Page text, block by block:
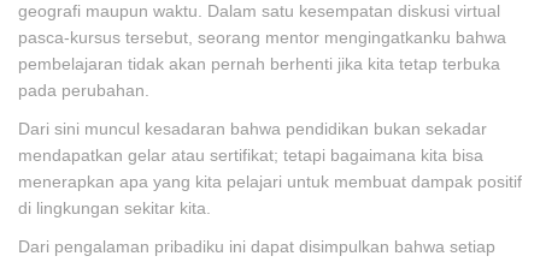
geografi maupun waktu. Dalam satu kesempatan diskusi virtual
pasca-kursus tersebut, seorang mentor mengingatkanku bahwa
pembelajaran tidak akan pernah berhenti jika kita tetap terbuka
pada perubahan.
Dari sini muncul kesadaran bahwa pendidikan bukan sekadar
mendapatkan gelar atau sertifikat; tetapi bagaimana kita bisa
menerapkan apa yang kita pelajari untuk membuat dampak positif
di lingkungan sekitar kita.
Dari pengalaman pribadiku ini dapat disimpulkan bahwa setiap